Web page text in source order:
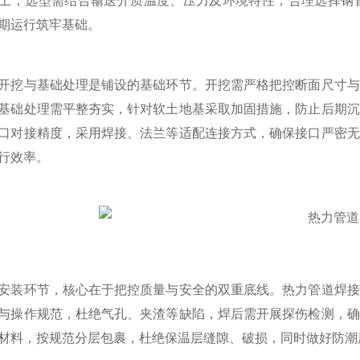
运行筑牢基础。
基础处理是铺设的基础环节。开挖需严格把控断面尺寸与
础处理需平整夯实，针对软土地基采取加固措施，防止后期
对接精度，采用焊接、法兰等适配连接方式，确保接口严密
效率。
节，核心在于把控质量与安全的双重底线。热力管道焊接
操作规范，杜绝气孔、夹渣等缺陷，焊后需开展探伤检测，
料，按规范分层包裹，杜绝保温层缝隙、破损，同时做好防